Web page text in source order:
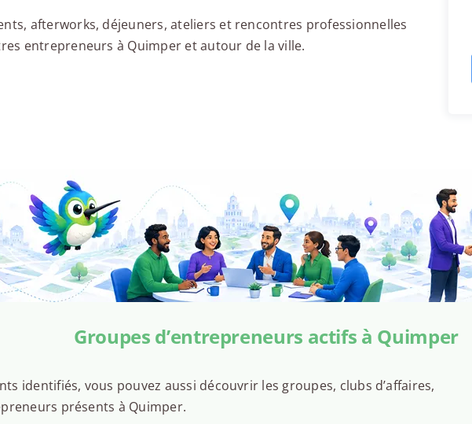
afterworks, déjeuners, ateliers et rencontres professionnelles
entrepreneurs à Quimper et autour de la ville.
Groupes d’entrepreneurs actifs à Quimper
identifiés, vous pouvez aussi découvrir les groupes, clubs d’affaires,
présents à Quimper.